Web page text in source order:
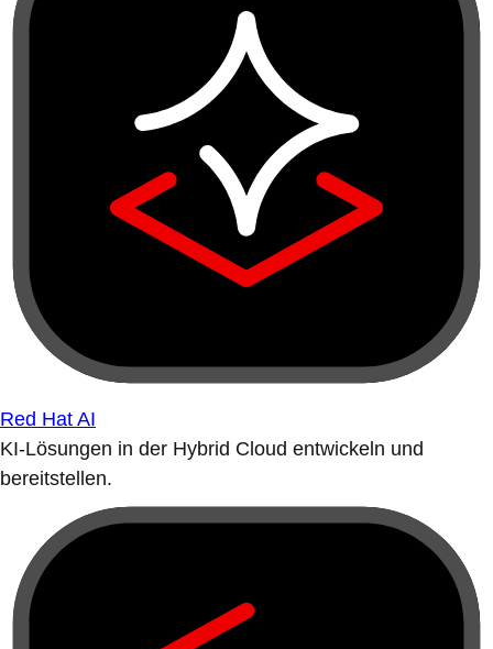
Red Hat AI
KI-Lösungen in der Hybrid Cloud entwickeln und
bereitstellen.